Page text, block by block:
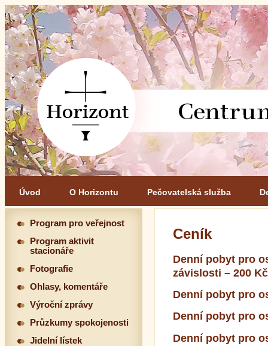
Úvod O Horizontu Pečovatelská služba
Ceník
Denní pobyt pro
závislosti – 200
Denní pobyt pro
Denní pobyt pro
Denní pobyt pro
Program pro veřejnost
Program aktivit
stacionáře
Fotografie
Ohlasy, komentáře
Výroční zprávy
Průzkumy spokojenosti
Jidelní lístek